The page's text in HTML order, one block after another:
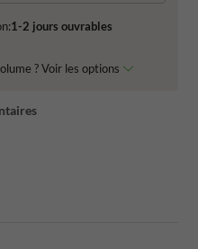
1-2 jours ouvrables
? Voir les options